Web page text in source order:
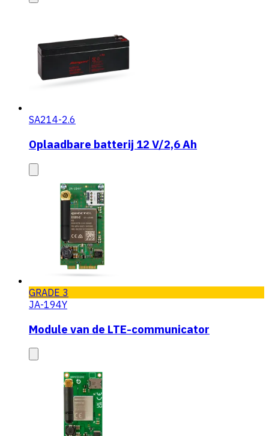
SA214-2.6
Oplaadbare batterij 12 V/2,6 Ah
GRADE 3
JA-194Y
Module van de LTE-communicator